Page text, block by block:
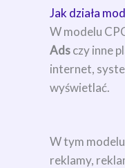
Jak działa
W modelu
Adsczy inne
internet,
wyświetlać.
W tym modelu
reklamy,